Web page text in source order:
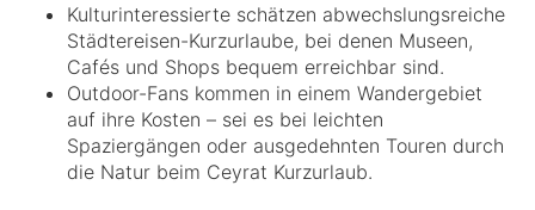
Kulturinteressierte schätzen abwechslungsreiche
Städtereisen-Kurzurlaube, bei denen Museen,
Cafés und Shops bequem erreichbar sind.
Outdoor-Fans kommen in einem Wandergebiet
auf ihre Kosten – sei es bei leichten
Spaziergängen oder ausgedehnten Touren durch
die Natur beim Ceyrat Kurzurlaub.